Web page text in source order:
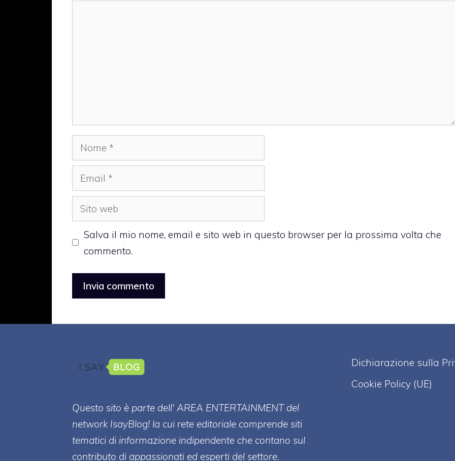
Nome
Email
Sito
web
Salva il mio nome, email e sito web in questo browser per la prossima volta che
commento.
Questo sito è parte dell' AREA ENTERTAINMENT del
network IsayBlog! la cui rete editoriale comprende siti
tematici di informazione indipendente che contano sul
contributo di appassionati ed esperti del settore.
Dichiarazione sulla
Cookie Policy (UE)